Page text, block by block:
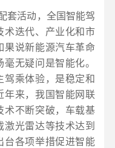
套活动，全国智能驾
术迭代、产业化和市
果说新能源汽车革命
无疑问是智能化。
驾乘体验，是稳定和
年来，我国智能网联
术不断突破，车载基
光雷达等技术达到
台各项举措促进智能